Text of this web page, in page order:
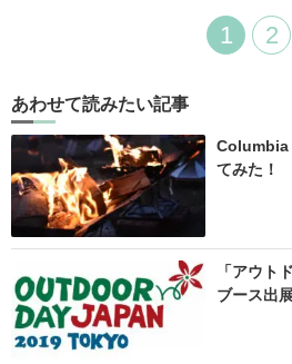
1 2
あわせて読みたい記事
Columbia
てみた！
「アウト
ブース出